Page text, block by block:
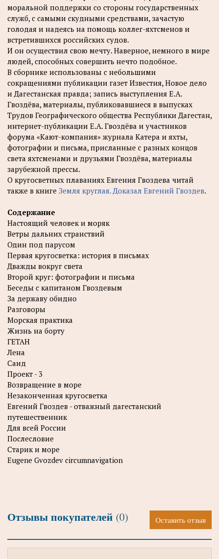
моральной поддержки со стороны государственных
служб, с самыми скудными средствами, зачастую
голодая и надеясь на помощь коллег-яхтсменов и
встретившихся российских судов.
И он осуществил свою мечту. Наверное, немного в мире
людей, способных совершить нечто подобное.
В сборнике использованы с небольшими
сокращениями публикации газет Известия, Новое дело
и Дагестанская правда; запись выступления Е.А.
Гвоздёва, материалы, публиковавшиеся в выпусках
Трудов Географического общества Республики Дагестан,
интернет-публикации Е.А. Гвоздёва и участников
форума «Кают-компания» журнала Катера и яхты,
фотографии и письма, присланные с разных концов
света яхтсменами и друзьями Гвоздёва, материалы
зарубежной прессы.
О кругосветных плаваниях Евгения Гвоздева читай
также в книге Земля круглая. Доказал Евгений Гвоздев.
Содержание
Настоящий человек и моряк
Ветры дальних странствий
Один под парусом
Первая кругосветка: история в письмах
Дважды вокруг света
Второй круг: фотографии и письма
Беседы с капитаном Гвоздевым
За державу обидно
Разговоры
Морская практика
Жизнь на борту
ГЕТАН
Лена
Саид
Проект - 3
Возвращение в море
Незаконченная кругосветка
Евгений Гвоздев - отважный дагестанский
путешественник
Для всей России
Послесловие
Старик и море
Eugene Gvozdev circumnavigation
Отзывы покупателей (0) Оставить отзыв